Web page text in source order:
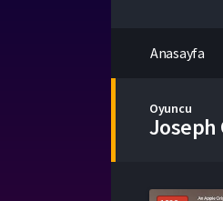
Anasayfa
Oyuncu
Joseph